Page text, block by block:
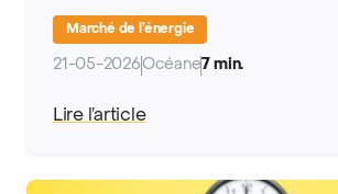
Marché de l’énergie
21-05-2026Océane7 min.
Lire l’article